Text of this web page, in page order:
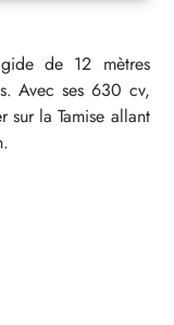
de 12 mètres
Avec ses 630 cv,
la Tamise allant